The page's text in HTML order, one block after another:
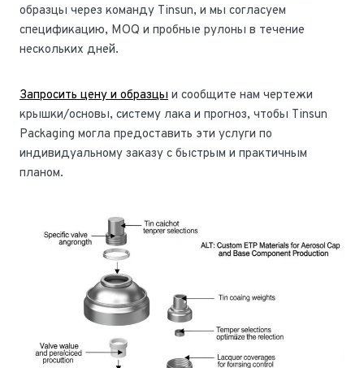
образцы через команду Tinsun, и мы согласуем
спецификацию, MOQ и пробные рулоны в течение
нескольких дней.
Запросить цену и образцы и сообщите нам чертежи
крышки/основы, систему лака и прогноз, чтобы Tinsun
Packaging могла предоставить эти услуги по
индивидуальному заказу с быстрым и практичным
планом.